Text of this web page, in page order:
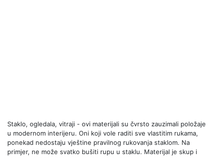
Staklo, ogledala, vitraji - ovi materijali su čvrsto zauzimali položaje
u modernom interijeru. Oni koji vole raditi sve vlastitim rukama,
ponekad nedostaju vještine pravilnog rukovanja staklom. Na
primjer, ne može svatko bušiti rupu u staklu. Materijal je skup i